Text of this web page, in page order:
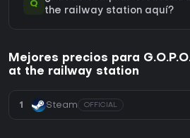
Q
the railway station aquí?
Mejores precios para
at the railway station
1 Steam OFFICIAL